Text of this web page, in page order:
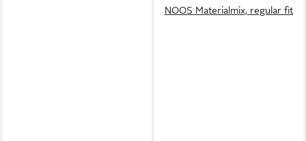
NOOS Materialmix, regular fit